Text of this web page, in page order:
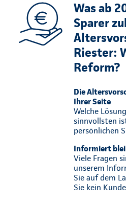
Was ab
Sparer
Riester:
Reform?
Die
Ihrer Seite
Welche
sinnvollsten
persönlichen
Informiert
Viele Fragen
unserem
Sie auf dem
Sie kein